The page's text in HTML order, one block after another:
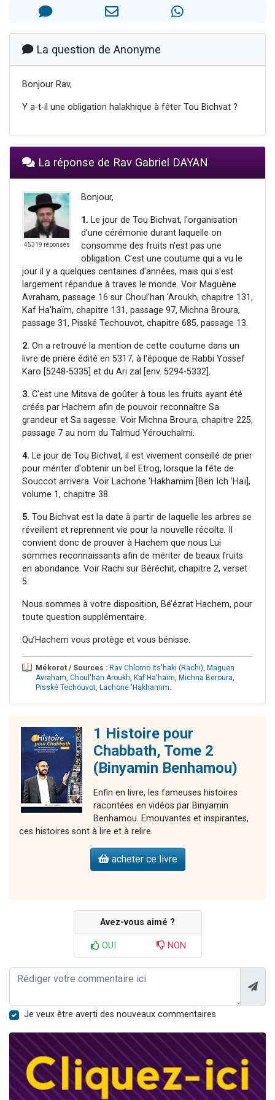
6 personnes viennent de faire un don pour 5 enfants déjà orphelins risquent de perdre leur maman
Il reste 49 places pour étudier en groupe sur Zoom
La question de Anonyme
Bonjour Rav,
Y a-t-il une obligation halakhique à fêter Tou Bichvat ?
La réponse de Rav Gabriel DAYAN
45319 réponses
Bonjour,
1. Le jour de Tou Bichvat, l'organisation
d'une cérémonie durant laquelle on
consomme des fruits n'est pas une
obligation. C'est une coutume qui a vu le
jour il y a quelques centaines d'années, mais qui s'est
largement répandue à traves le monde. Voir Maguène
Avraham, passage 16 sur Choul'han 'Aroukh, chapitre 131,
Kaf Ha'haïm, chapitre 131, passage 97, Michna Broura,
passage 31, Pisské Techouvot, chapitre 685, passage 13.
2. On a retrouvé la mention de cette coutume dans un
livre de prière édité en 5317, à l'époque de Rabbi Yossef
Karo [5248-5335] et du Ari zal [env. 5294-5332].
3. C'est une Mitsva de goûter à tous les fruits ayant été
créés par Hachem afin de pouvoir reconnaître Sa
grandeur et Sa sagesse. Voir Michna Broura, chapitre 225,
passage 7 au nom du Talmud Yérouchalmi.
4. Le jour de Tou Bichvat, il est vivement conseillé de prier
pour mériter d'obtenir un bel Etrog, lorsque la fête de
Souccot arrivera. Voir Lachone 'Hakhamim [Ben Ich 'Haï],
volume 1, chapitre 38.
5. Tou Bichvat est la date à partir de laquelle les arbres se
réveillent et reprennent vie pour la nouvelle récolte. Il
convient donc de prouver à Hachem que nous Lui
sommes reconnaissants afin de mériter de beaux fruits
en abondance. Voir Rachi sur Béréchit, chapitre 2, verset
5.
Nous sommes à votre disposition, Bé’ézrat Hachem, pour
toute question supplémentaire.
Qu’Hachem vous protège et vous bénisse.
Mékorot / Sources : Rav Chlomo Its'haki (Rachi), Maguen
Avraham, Choul'han Aroukh, Kaf Ha'haïm, Michna Beroura,
Pisské Techouvot, Lachone 'Hakhamim.
1 Histoire pour
Chabbath, Tome 2
(Binyamin Benhamou)
Enfin en livre, les fameuses histoires
racontées en vidéos par Binyamin
Benhamou. Emouvantes et inspirantes,
ces histoires sont à lire et à relire.
acheter ce livre
Avez-vous aimé ?
OUI NON
Je veux être averti des nouveaux commentaires